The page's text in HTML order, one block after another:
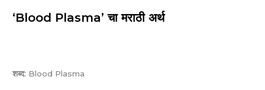
‘Blood Plasma’ चा मराठी अर्थ
शब्द: Blood Plasma